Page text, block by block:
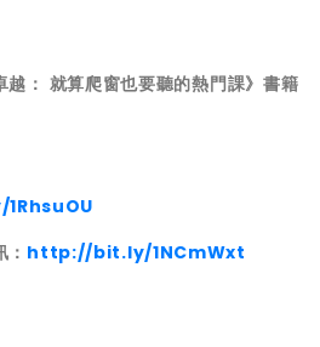
： 就算爬窗也要聽的熱門課》書籍
http://bit.ly/1NCmWxt